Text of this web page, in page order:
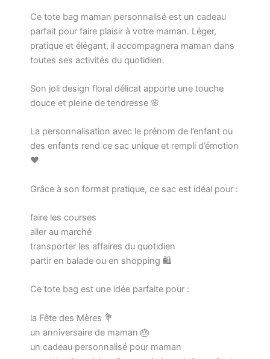
Ce tote bag maman personnalisé est un cadeau
parfait pour faire plaisir à votre maman. Léger,
pratique et élégant, il accompagnera maman dans
toutes ses activités du quotidien.
Son joli design floral délicat apporte une touche
douce et pleine de tendresse 🌸
La personnalisation avec le prénom de l’enfant ou
des enfants rend ce sac unique et rempli d’émotion
❤️
Grâce à son format pratique, ce sac est idéal pour :
faire les courses
aller au marché
transporter les affaires du quotidien
partir en balade ou en shopping 🛍️
Ce tote bag est une idée parfaite pour :
la Fête des Mères 💐
un anniversaire de maman 🎂
un cadeau personnalisé pour maman